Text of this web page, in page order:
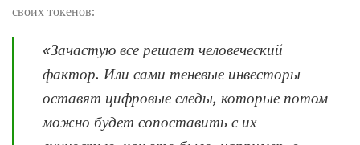
своих токенов:
«Зачастую все решает человеческий
фактор. Или сами теневые инвесторы
оставят цифровые следы, которые потом
можно будет сопоставить с их